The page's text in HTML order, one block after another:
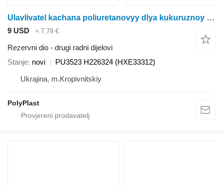
Ulavlivatel kachana poliuretanovyy dlya kukuruznoy zhatki John Deere H 226324 (HXE 33312) John Deere PU3523 H226324 za John Deere žetelice za kukuruz
9 USD ≈ 7,79 €
Rezervni dio - drugi radni dijelovi
Stanje novi
PU3523 H226324 (HXE33312)
Ukrajina, m.Kropivnitskiy
PolyPlast